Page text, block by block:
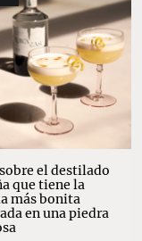
el destilado
que tiene la
más bonita
en una piedra